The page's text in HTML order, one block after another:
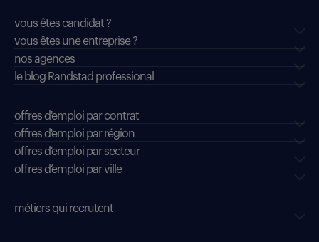
vous êtes candidat ?
vous êtes une entreprise ?
nos agences
le blog Randstad professional
offres d'emploi par contrat
offres d'emploi par région
offres d'emploi par secteur
offres d’emploi par ville
métiers qui recrutent